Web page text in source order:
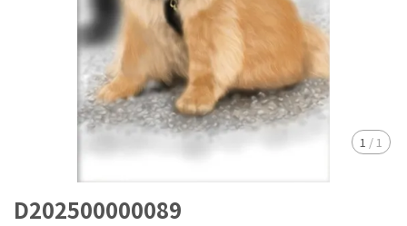
1 / 1
D202500000089